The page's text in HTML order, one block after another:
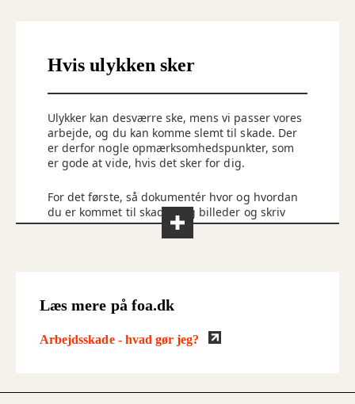
Hvis ulykken sker
Ulykker kan desværre ske, mens vi passer vores
arbejde, og du kan komme slemt til skade. Der
er derfor nogle opmærksomhedspunkter, som
er gode at vide, hvis det sker for dig.
For det første, så dokumentér hvor og hvordan
du er kommet til skade. Tag billeder og skriv
ned, hvor og hvordan det skete. Hvis der var
nogen, som har set ulykken, så få deres
skaden er overfladisk, er det vigtigt at
din tilstand forværres, har du på den måde
Læs mere på foa.dk
Arbejdsskade - hvad gør jeg?